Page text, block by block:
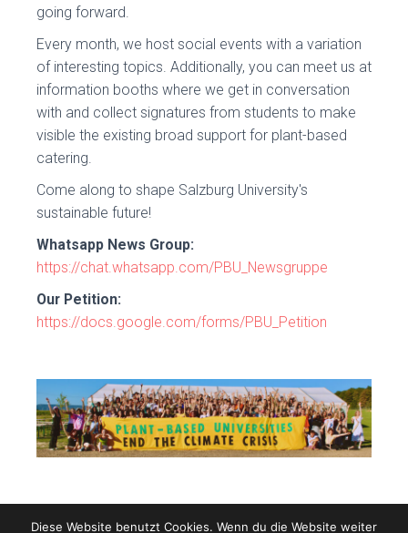
going forward.
Every month, we host social events with a variation
of interesting topics. Additionally, you can meet us at
information booths where we get in conversation
with and collect signatures from students to make
visible the existing broad support for plant-based
catering.
Come along to shape Salzburg University's
sustainable future!
Whatsapp News Group:
https://chat.whatsapp.com/PBU_Newsgruppe
Our Petition:
https://docs.google.com/forms/PBU_Petition
Diese Website benutzt Cookies. Wenn du die Website weiter